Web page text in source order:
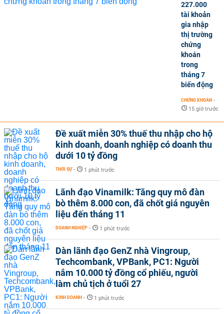
227.000
tài khoản
gia nhập
thị trường
chứng
khoán
trong
tháng 7
biến động
CHỨNG KHOÁN -
15 giờ trước
Đề xuất miễn 30% thuế thu nhập cho hộ
kinh doanh, doanh nghiệp có doanh thu
dưới 10 tỷ đồng
THỜI SỰ - 1 phút trước
Lãnh đạo Vinamilk: Tăng quy mô đàn
bò thêm 8.000 con, đã chốt giá nguyên
liệu đến tháng 11
DOANH NGHIỆP - 1 phút trước
Dàn lãnh đạo GenZ nhà Vingroup,
Techcombank, VPBank, PC1: Người
nắm 10.000 tỷ đồng cổ phiếu, người
làm chủ tịch ở tuổi 27
KINH DOANH - 1 phút trước